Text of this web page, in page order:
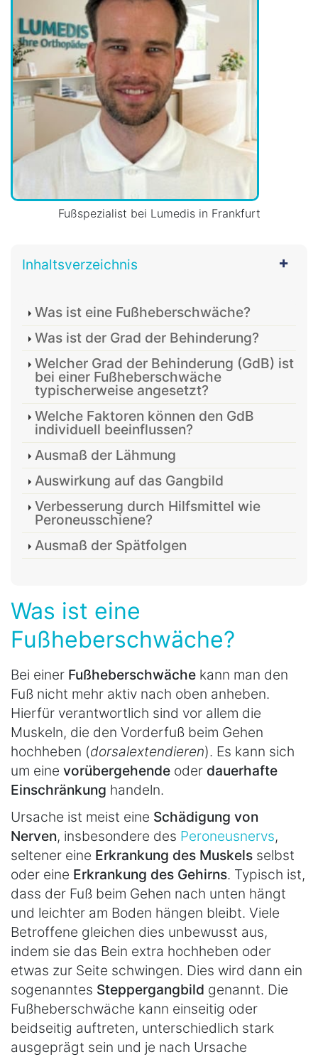
Fußspezialist bei Lumedis in Frankfurt
Inhaltsverzeichnis
Was ist eine Fußheberschwäche?
Was ist der Grad der Behinderung?
Welcher Grad der Behinderung (GdB) ist
bei einer Fußheberschwäche
typischerweise angesetzt?
Welche Faktoren können den GdB
individuell beeinflussen?
Ausmaß der Lähmung
Auswirkung auf das Gangbild
Verbesserung durch Hilfsmittel wie
Peroneusschiene?
Ausmaß der Spätfolgen
Was ist eine
Fußheberschwäche?
Bei einer Fußheberschwäche kann man den
Fuß nicht mehr aktiv nach oben anheben.
Hierfür verantwortlich sind vor allem die
Muskeln, die den Vorderfuß beim Gehen
hochheben (dorsalextendieren). Es kann sich
um eine vorübergehende oder dauerhafte
Einschränkung handeln.
Ursache ist meist eine Schädigung von
Nerven, insbesondere des Peroneusnervs,
seltener eine Erkrankung des Muskels selbst
oder eine Erkrankung des Gehirns. Typisch ist,
dass der Fuß beim Gehen nach unten hängt
und leichter am Boden hängen bleibt. Viele
Betroffene gleichen dies unbewusst aus,
indem sie das Bein extra hochheben oder
etwas zur Seite schwingen. Dies wird dann ein
sogenanntes Steppergangbild genannt. Die
Fußheberschwäche kann einseitig oder
beidseitig auftreten, unterschiedlich stark
ausgeprägt sein und je nach Ursache